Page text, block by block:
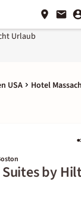
Urlaub
USA Hotel
by